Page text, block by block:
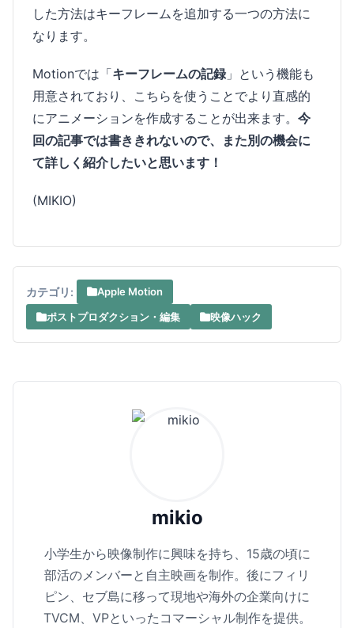
した方法はキーフレームを追加する一つの方法に
なります。
Motionでは「キーフレームの記録 」という機能も
用意されており、こちらを使うことでより直感的
にアニメーションを作成することが出来ます。 今
回の記事では書ききれないので、また別の機会に
て詳しく紹介したいと思います！
(MIKIO)
カテゴリ:
Apple Motion
ポストプロダクション・編集
映像ハック
mikio
小学生から映像制作に興味を持ち、15歳の頃に
部活のメンバーと自主映画を制作。後にフィリ
ピン、セブ島に移って現地や海外の企業向けに
TVCM、VPといったコマーシャル制作を提供。